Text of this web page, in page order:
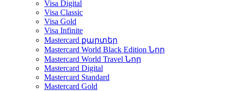
Visa Digital
Visa Classic
Visa Gold
Visa Infinite
Mastercard քարտեր
Mastercard World Black Edition Նոր
Mastercard World Travel Նոր
Mastercard Digital
Mastercard Standard
Mastercard Gold